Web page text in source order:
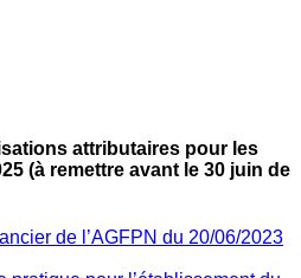
attributaires pour les
(à remettre avant le 30 juin de
de l’AGFPN du 20/06/2023